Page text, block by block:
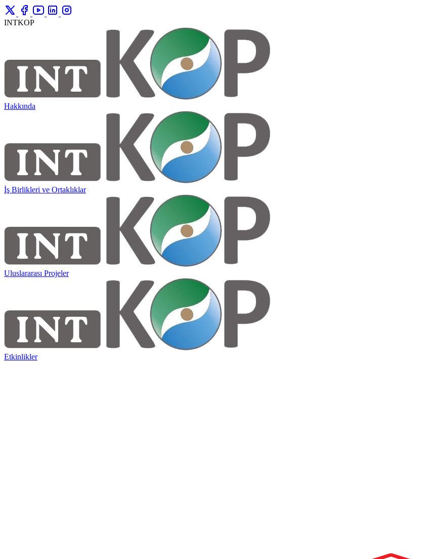
INTKOP
Hakkında
İş Birlikleri ve Ortaklıklar
Uluslararası Projeler
Etkinlikler